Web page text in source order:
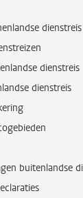
dienstreis
dienstreis
dienstreis
buitenlandse